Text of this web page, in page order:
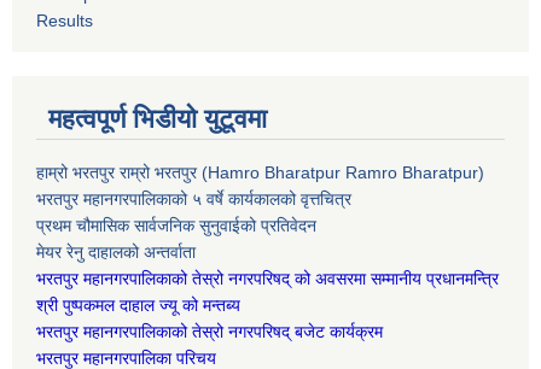
Results
महत्वपूर्ण भिडीयो युटूवमा
हाम्रो भरतपुर राम्रो भरतपुर (Hamro Bharatpur Ramro Bharatpur)
भरतपुर महानगरपालिकाको ५ वर्षे कार्यकालको वृत्तचित्र
प्रथम चौमासिक सार्वजनिक सुनुवाईको प्रतिवेदन
मेयर रेनु दाहालको अन्तर्वाता
भरतपुर महानगरपालिकाको तेस्रो नगरपरिषद् को अवसरमा सम्मानीय प्रधानमन्त्रि
श्री पुष्पकमल दाहाल ज्यू को मन्तब्य
भरतपुर महानगरपालिकाको तेस्रो नगरपरिषद् बजेट कार्यक्रम
भरतपुर महानगरपालिका परिचय